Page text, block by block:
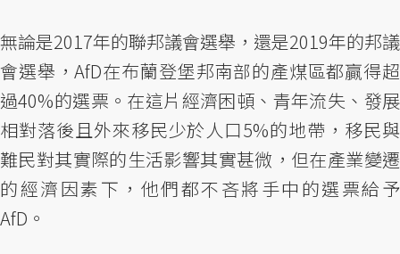
無論是2017年的聯邦議會選舉，還是2019年的邦議
會選舉，AfD在布蘭登堡邦南部的產煤區都贏得超
過40%的選票。在這片經濟困頓、青年流失、發展
相對落後且外來移民少於人口5%的地帶，移民與
難民對其實際的生活影響其實甚微，但在產業變遷
的經濟因素下，他們都不吝將手中的選票給予
AfD。